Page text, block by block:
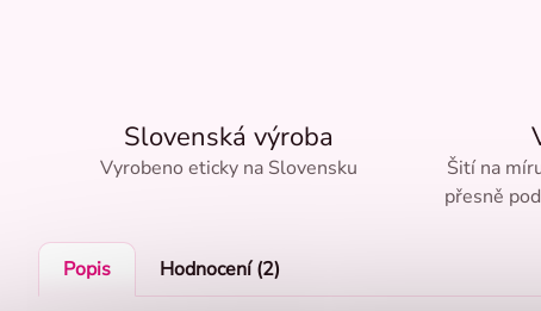
Slovenská výroba
Vyrobeno eticky na Slovensku
Šití na
přesně
Popis
Hodnocení (2)